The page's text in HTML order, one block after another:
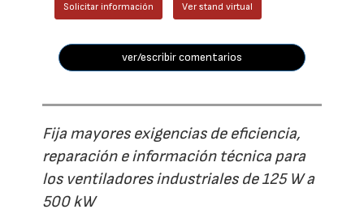
Solicitar información Ver stand virtual
ver/escribir comentarios
Fija mayores exigencias de eficiencia,
reparación e información técnica para
los ventiladores industriales de 125 W a
500 kW